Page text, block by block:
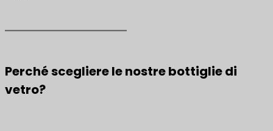
Perché scegliere le nostre bottiglie di
vetro?